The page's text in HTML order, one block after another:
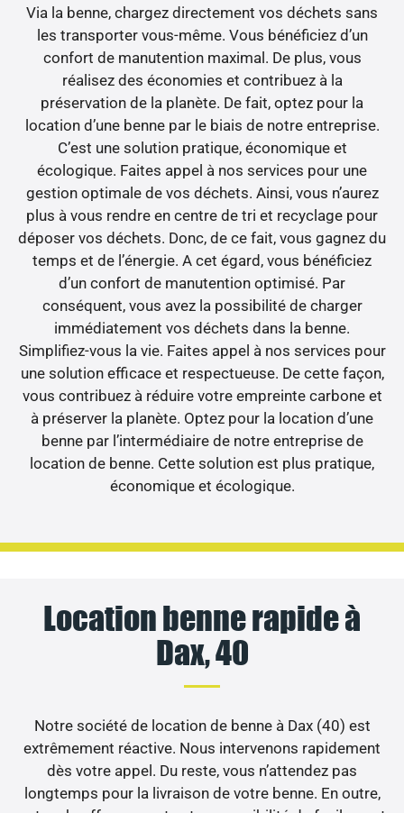
Via la benne, chargez directement vos déchets sans
les transporter vous-même. Vous bénéficiez d’un
confort de manutention maximal. De plus, vous
réalisez des économies et contribuez à la
préservation de la planète. De fait, optez pour la
location d’une benne par le biais de notre entreprise.
C’est une solution pratique, économique et
écologique. Faites appel à nos services pour une
gestion optimale de vos déchets. Ainsi, vous n’aurez
plus à vous rendre en centre de tri et recyclage pour
déposer vos déchets. Donc, de ce fait, vous gagnez du
temps et de l’énergie. A cet égard, vous bénéficiez
d’un confort de manutention optimisé. Par
conséquent, vous avez la possibilité de charger
immédiatement vos déchets dans la benne.
Simplifiez-vous la vie. Faites appel à nos services pour
une solution efficace et respectueuse. De cette façon,
vous contribuez à réduire votre empreinte carbone et
à préserver la planète. Optez pour la location d’une
benne par l’intermédiaire de notre entreprise de
location de benne. Cette solution est plus pratique,
économique et écologique.
Location benne rapide à
Dax, 40
Notre société de location de benne à Dax (40) est
extrêmement réactive. Nous intervenons rapidement
dès votre appel. Du reste, vous n’attendez pas
longtemps pour la livraison de votre benne. En outre,